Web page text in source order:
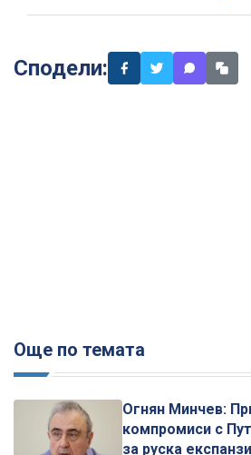
Сподели:
Още по темата
Огнян Минчев:
компромиси с
за руска